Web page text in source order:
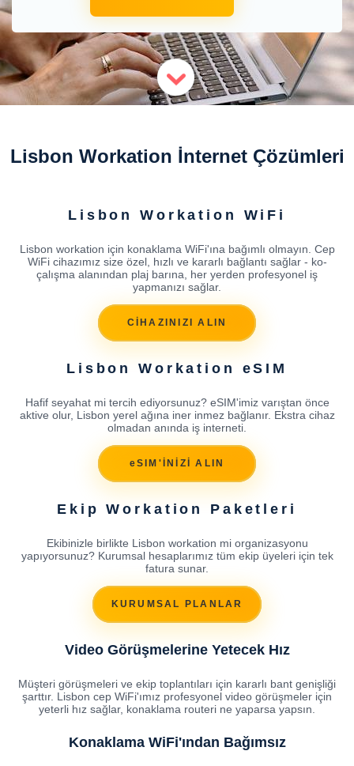
Lisbon Workation İnternet Çözümleri
Lisbon Workation WiFi
Lisbon workation için konaklama WiFi'ına bağımlı olmayın. Cep
WiFi cihazımız size özel, hızlı ve kararlı bağlantı sağlar - ko-
çalışma alanından plaj barına, her yerden profesyonel iş
yapmanızı sağlar.
CİHAZINIZI ALIN
Lisbon Workation eSIM
Hafif seyahat mi tercih ediyorsunuz? eSIM'imiz varıştan önce
aktive olur, Lisbon yerel ağına iner inmez bağlanır. Ekstra cihaz
olmadan anında iş interneti.
eSIM'İNİZİ ALIN
Ekip Workation Paketleri
Ekibinizle birlikte Lisbon workation mi organizasyonu
yapıyorsunuz? Kurumsal hesaplarımız tüm ekip üyeleri için tek
fatura sunar.
KURUMSAL PLANLAR
Video Görüşmelerine Yetecek Hız
Müşteri görüşmeleri ve ekip toplantıları için kararlı bant genişliği
şarttır. Lisbon cep WiFi'ımız profesyonel video görüşmeler için
yeterli hız sağlar, konaklama routeri ne yaparsa yapsın.
Konaklama WiFi'ından Bağımsız